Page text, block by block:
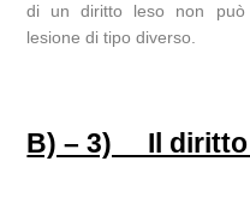
di un diritto leso non può
lesione di tipo diverso.
B) – 3) Il diritto